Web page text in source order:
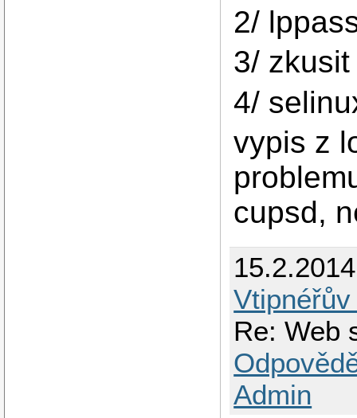
2/
3/
4/
vypis z
cupsd,
Re: Web
Admin